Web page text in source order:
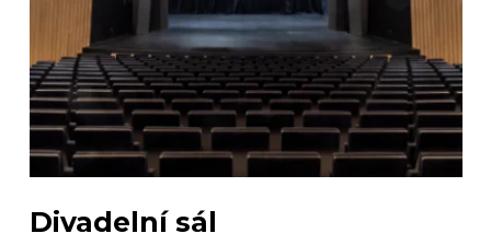
Divadelní sál